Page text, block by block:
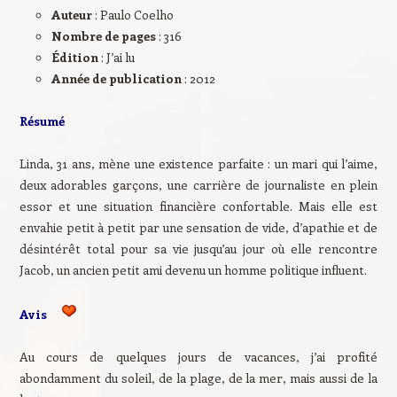
Auteur: Paulo Coelho
Nombre de pages: 316
Édition: J’ai lu
Année de publication: 2012
Résumé
Linda, 31 ans, mène une existence parfaite : un mari qui l’aime,
deux adorables garçons, une carrière de journaliste en plein
essor et une situation financière confortable. Mais elle est
envahie petit à petit par une sensation de vide, d’apathie et de
désintérêt total pour sa vie jusqu’au jour où elle rencontre
Jacob, un ancien petit ami devenu un homme politique influent.
Avis
Au cours de quelques jours de vacances, j’ai profité
abondamment du soleil, de la plage, de la mer, mais aussi de la